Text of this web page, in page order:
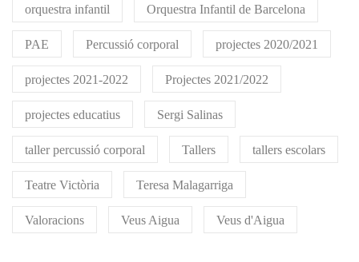
orquestra infantil Orquestra Infantil de Barcelona
PAE Percussió corporal projectes 2020/2021
projectes 2021-2022 Projectes 2021/2022
projectes educatius Sergi Salinas
taller percussió corporal Tallers tallers escolars
Teatre Victòria Teresa Malagarriga
Valoracions Veus Aigua Veus d'Aigua